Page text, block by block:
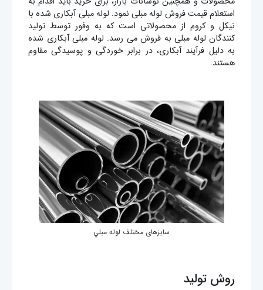
استعلام قیمت فروش لوله مبلی نمود. لوله مبلی آبکاری شده با
نیکل و کروم از محصولاتی است که به وفور توسط تولید
کنندگان لوله مبلی به فروش می رسد. لوله مبلی آبکاری شده
به دلیل فرآیند آبکاری، در برابر خوردگی و پوسیدگی مقاوم
هستند.
سایزهای مختلف لوله مبلي
روش تولید